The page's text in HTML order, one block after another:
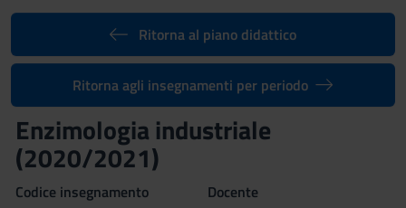
Ritorna al piano didattico
Ritorna agli insegnamenti per periodo
Enzimologia industriale
(2020/2021)
Codice insegnamento
Docente